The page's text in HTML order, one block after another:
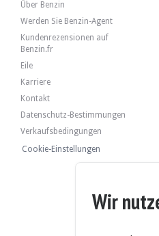
Über Benzin
Werden Sie Benzin-Agent
Kundenrezensionen auf
Benzin.fr
Eile
Karriere
Kontakt
Datenschutz-Bestimmungen
Verkaufsbedingungen
Cookie-Einstellungen
Wir